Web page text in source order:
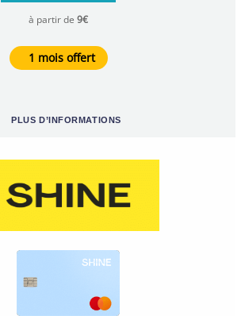
à partir de 9€
1 mois offert
PLUS D’INFORMATIONS